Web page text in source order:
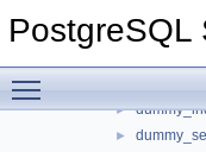
PostgreSQL
► locale
►
►